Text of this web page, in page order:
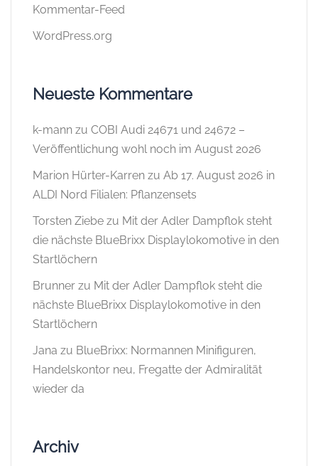
Kommentar-Feed
WordPress.org
Neueste Kommentare
k-mann zu COBI Audi 24671 und 24672 –
Veröffentlichung wohl noch im August 2026
Marion Hürter-Karren zu Ab 17. August 2026 in
ALDI Nord Filialen: Pflanzensets
Torsten Ziebe zu Mit der Adler Dampflok steht
die nächste BlueBrixx Displaylokomotive in den
Startlöchern
Brunner zu Mit der Adler Dampflok steht die
nächste BlueBrixx Displaylokomotive in den
Startlöchern
Jana zu BlueBrixx: Normannen Minifiguren,
Handelskontor neu, Fregatte der Admiralität
wieder da
Archiv